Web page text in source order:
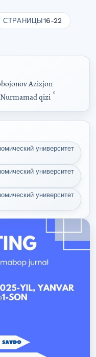
СТРАНИЦЫ16-22
Azizjon
qizi c
университет
университет
университет